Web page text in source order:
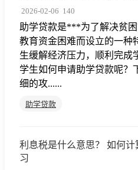
2026-02-06 140
助学贷款是***为了解决贫
教育资金困难而设立的一种
生缓解经济压力，顺利完成
学生如何申请助学贷款呢？
细的攻......
助学贷款
利息税是什么意思？ 如何
习